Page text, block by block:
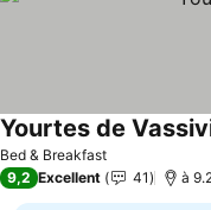
Bed & Breakfast
Yourtes de
9,2 Excellent 41 à